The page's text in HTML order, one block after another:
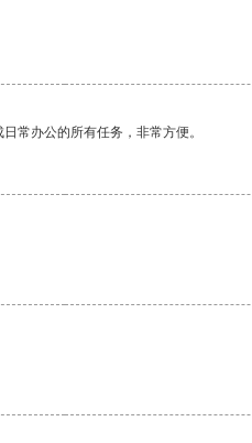
常办公的所有任务，非常方便。